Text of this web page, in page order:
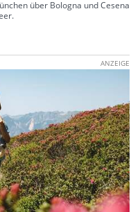
über Bologna und Cesena
ANZEIGE